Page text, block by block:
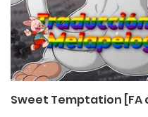
Sweet Temptation [FA